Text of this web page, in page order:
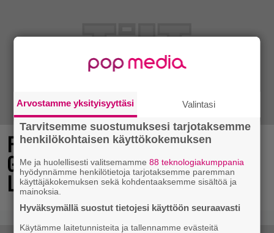
Final Fantasy VII Revelation näytillä
Gamescom-messujen Opening Night
Live -tapahtumassa
Arvostamme yksityisyyttäsi Valintasi
Tarvitsemme suostumuksesi tarjotaksemme
henkilökohtaisen käyttökokemuksen
Me ja huolellisesti valitsemamme88 teknologiakumppania
hyödynnämme henkilötietoja tarjotaksemme paremman
käyttäjäkokemuksen sekä kohdentaaksemme sisältöä ja
mainoksia.
Hyväksymällä suostut tietojesi käyttöön seuraavasti
Käytämme laitetunnisteita ja tallennamme evästeitä